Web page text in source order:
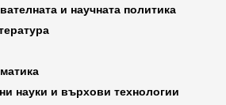
и научната политика
науки и върхови технологии